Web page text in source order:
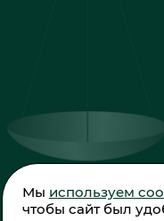
Мы используем
чтобы сайт был